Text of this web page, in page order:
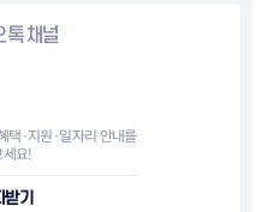
톡채널
택·지원·일자리 안내를
세요!
기